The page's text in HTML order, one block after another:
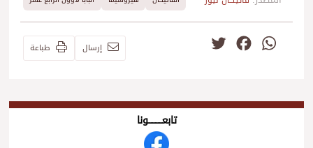
WhatsApp
Facebook إرسال طباعة
تابعــــــــــونا